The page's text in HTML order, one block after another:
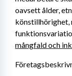
oavsett ålder,
könstillhörighet,
mångfald och